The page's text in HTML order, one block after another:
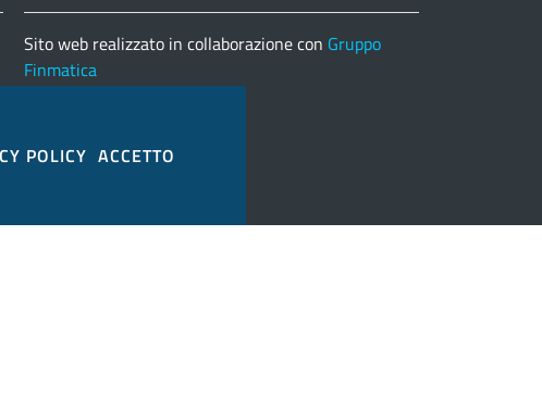
Sito web realizzato in collaborazione con Gruppo
Finmatica
POLICY ACCETTO